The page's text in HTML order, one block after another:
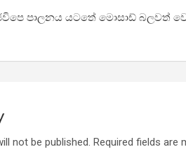
a පාලනය යටතේ මොසාඩ් බලවත්
not be published. Required fields are